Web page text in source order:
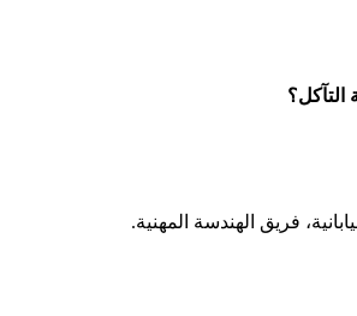
فريق الهندسة المهنية.